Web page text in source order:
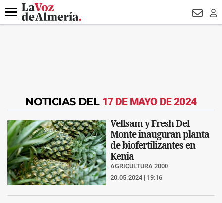
DESTACADO CONDENADOS
Menú
NOTICIAS DEL 17 DE MAYO DE 2024
Vellsam y Fresh Del
Monte inauguran planta
de biofertilizantes en
Kenia
AGRICULTURA 2000
20.05.2024 | 19:16